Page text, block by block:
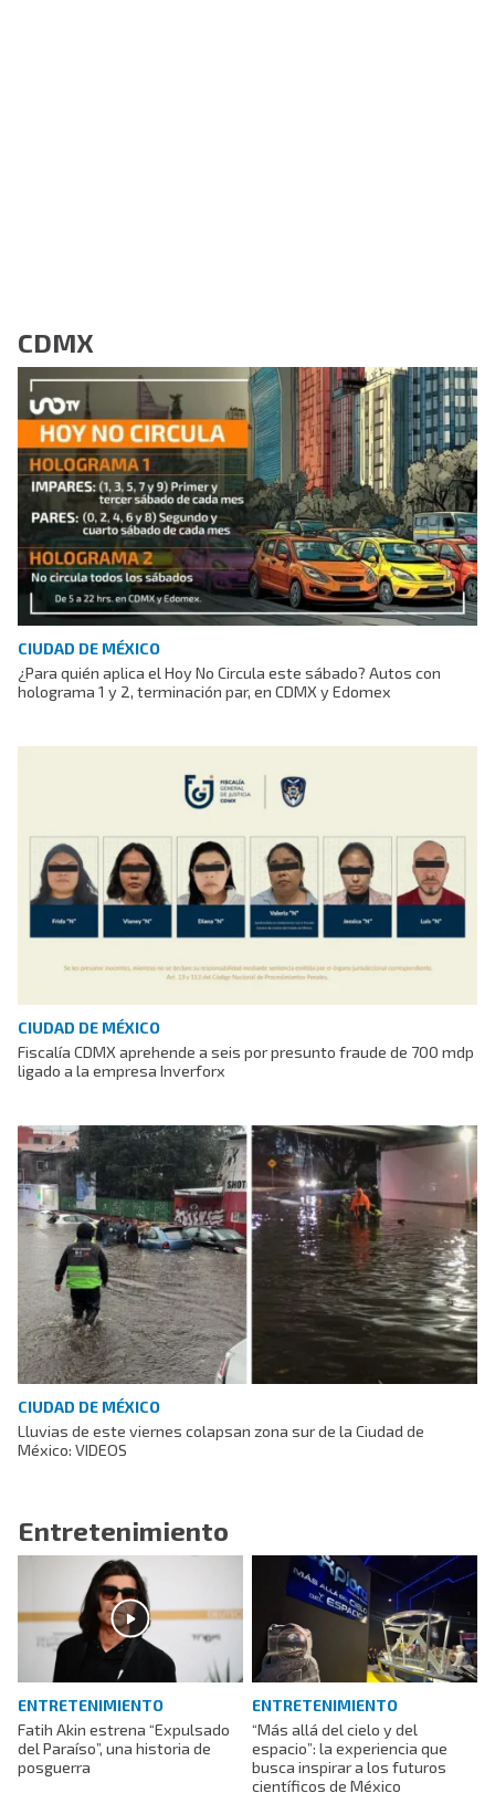
CDMX
CIUDAD DE MÉXICO
¿Para quién aplica el Hoy No Circula este sábado? Autos con
holograma 1 y 2, terminación par, en CDMX y Edomex
CIUDAD DE MÉXICO
Fiscalía CDMX aprehende a seis por presunto fraude de 700 mdp
ligado a la empresa Inverforx
CIUDAD DE MÉXICO
Lluvias de este viernes colapsan zona sur de la Ciudad de
México: VIDEOS
Entretenimiento
ENTRETENIMIENTO
Fatih Akin estrena “Expulsado
del Paraíso”, una historia de
posguerra
ENTRETENIMIENTO
“Más allá del cielo y del
espacio”: la experiencia que
busca inspirar a los futuros
científicos de México